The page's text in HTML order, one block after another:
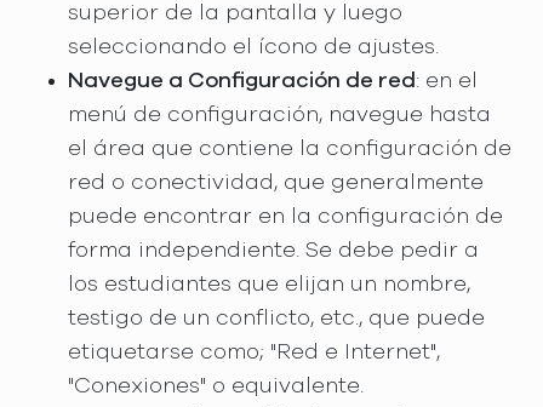
superior de la pantalla y luego
seleccionando el ícono de ajustes.
Navegue a Configuración de red : en el
menú de configuración, navegue hasta
el área que contiene la configuración de
red o conectividad, que generalmente
puede encontrar en la configuración de
forma independiente. Se debe pedir a
los estudiantes que elijan un nombre,
testigo de un conflicto, etc., que puede
etiquetarse como; "Red e Internet",
"Conexiones" o equivalente.